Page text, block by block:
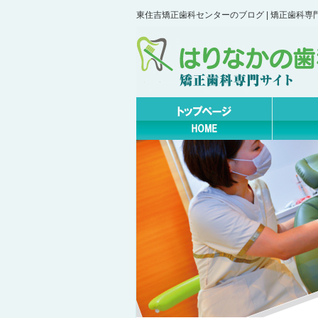
東住吉矯正歯科センターのブログ | 矯正歯科専